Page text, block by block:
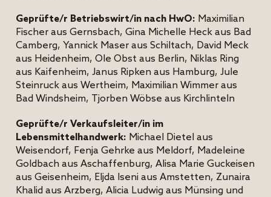
Geprüfte/r Betriebswirt/in nach HwO: Maximilian
Fischer aus Gernsbach, Gina Michelle Heck aus Bad
Camberg, Yannick Maser aus Schiltach, David Meck
aus Heidenheim, Ole Obst aus Berlin, Niklas Ring
aus Kaifenheim, Janus Ripken aus Hamburg, Jule
Steinruck aus Wertheim, Maximilian Wimmer aus
Bad Windsheim, Tjorben Wöbse aus Kirchlinteln
Geprüfte/r Verkaufsleiter/in im
Lebensmittelhandwerk: Michael Dietel aus
Weisendorf, Fenja Gehrke aus Meldorf, Madeleine
Goldbach aus Aschaffenburg, Alisa Marie Guckeisen
aus Geisenheim, Eljda Iseni aus Amstetten, Zunaira
Khalid aus Arzberg, Alicia Ludwig aus Münsing und